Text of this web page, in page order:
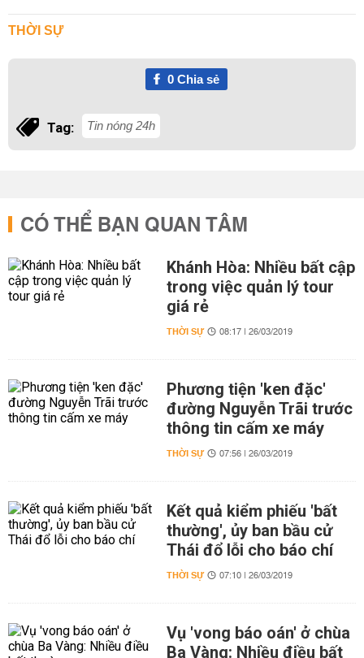
THỜI SỰ
0Chia sẻ
Tag: Tin nóng 24h
CÓ THỂ BẠN QUAN TÂM
Khánh Hòa: Nhiều bất cập
trong việc quản lý tour
giá rẻ
THỜI SỰ 08:17 | 26/03/2019
Phương tiện 'ken đặc'
đường Nguyễn Trãi trước
thông tin cấm xe máy
THỜI SỰ 07:56 | 26/03/2019
Kết quả kiểm phiếu 'bất
thường', ủy ban bầu cử
Thái đổ lỗi cho báo chí
THỜI SỰ 07:10 | 26/03/2019
Vụ 'vong báo oán' ở chùa
Ba Vàng: Nhiều điều bất